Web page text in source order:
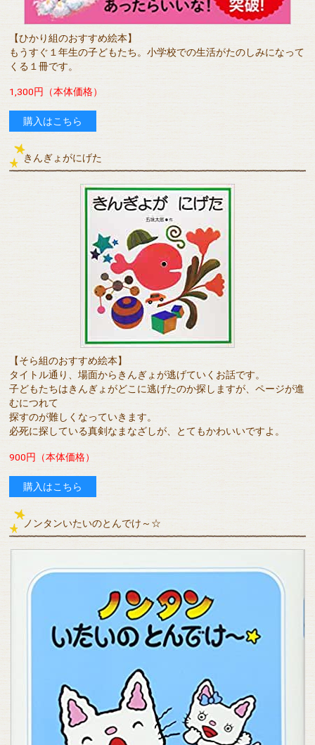
【ひかり組のおすすめ絵本】
もうすぐ１年生の子どもたち。小学校での生活がたのしみになって
くる１冊です。
1,300円（本体価格）
購入はこちら
きんぎょがにげた
【そら組のおすすめ絵本】
タイトル通り、場面からきんぎょが逃げていくお話です。
子どもたちはきんぎょがどこに逃げたのか探しますが、ページが進
むにつれて
探すのが難しくなっていきます。
必死に探している真剣なまなざしが、とてもかわいいですよ。
900円（本体価格）
購入はこちら
ノンタンいたいのとんでけ～☆